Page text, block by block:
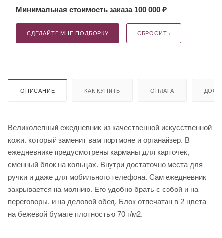
Минимальная стоимость заказа 100 000 ₽
СДЕЛАЙТЕ МНЕ ПОДБОРКУ СБРОСИТЬ
ОПИСАНИЕ КАК КУПИТЬ ОПЛАТА
Великолепный ежедневник из качественной искусственной
кожи, который заменит вам портмоне и органайзер. В
ежедневнике предусмотрены карманы для карточек,
сменный блок на кольцах. Внутри достаточно места для
ручки и даже для мобильного телефона. Сам ежедневник
закрывается на молнию. Его удобно брать с собой и на
переговоры, и на деловой обед. Блок отпечатан в 2 цвета
на бежевой бумаге плотностью 70 г/м2.